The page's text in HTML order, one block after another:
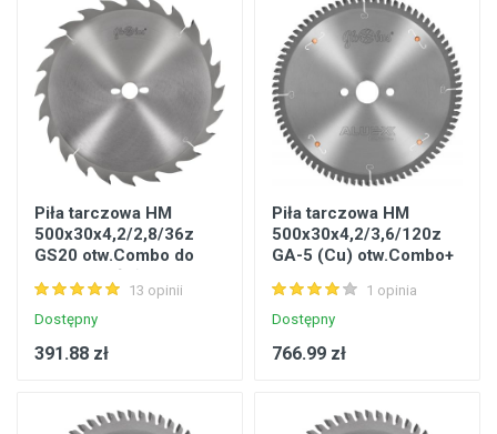
Piła tarczowa HM
500x30x4,2/2,8/36z
GS20 otw.Combo do
cięcia wzdłużnego
drewna
13 opinii
Dostępny
391.88 zł
Piła tarczowa HM
500x30x4,2/3,6/120z
GA-5 (Cu) otw.Combo+
tworzyw do 3mm
1 opinia
Dostępny
766.99 zł